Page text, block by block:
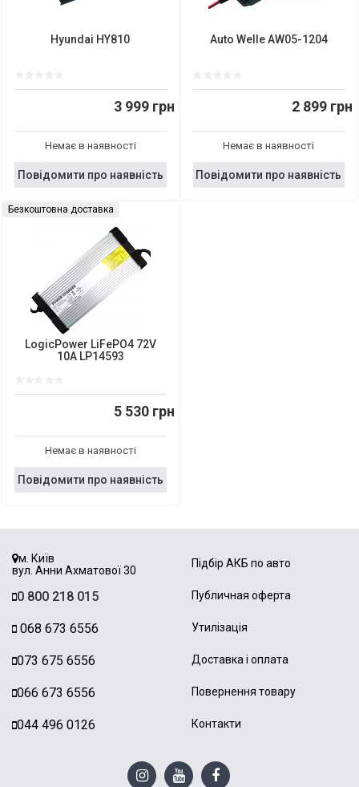
Hyundai HY810
3 999 грн
Немає в наявності
Повідомити про наявність
Auto Welle AW05-1204
2 899 грн
Немає в наявності
Повідомити про наявність
Безкоштовна доставка
LogicPower LiFePO4 72V
10A LP14593
5 530 грн
Немає в наявності
Повідомити про наявність
м. Київ
вул. Анни Ахматової 30
0 800 218 015
068 673 6556
073 675 6556
066 673 6556
044 496 0126
Підбір АКБ по авто
Публичная оферта
Утилізація
Доставка і оплата
Повернення товару
Контакти